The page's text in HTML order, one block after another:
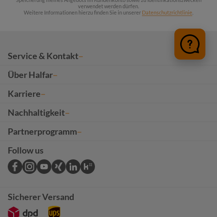
verwendet werden dürfen.
Weitere Informationen hierzu finden Sie in unserer Datenschutzrichtlinie
Service & Kontakt
Über Halfar
Karriere
Nachhaltigkeit
Partnerprogramm
Follow us
Sicherer Versand